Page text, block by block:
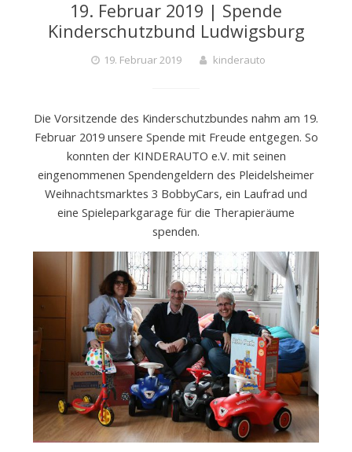
19. Februar 2019 | Spende
Kinderschutzbund Ludwigsburg
19. Februar 2019 kinderauto
Die Vorsitzende des Kinderschutzbundes nahm am 19.
Februar 2019 unsere Spende mit Freude entgegen. So
konnten der KINDERAUTO e.V. mit seinen
eingenommenen Spendengeldern des Pleidelsheimer
Weihnachtsmarktes 3 BobbyCars, ein Laufrad und
eine Spieleparkgarage für die Therapieräume
spenden.